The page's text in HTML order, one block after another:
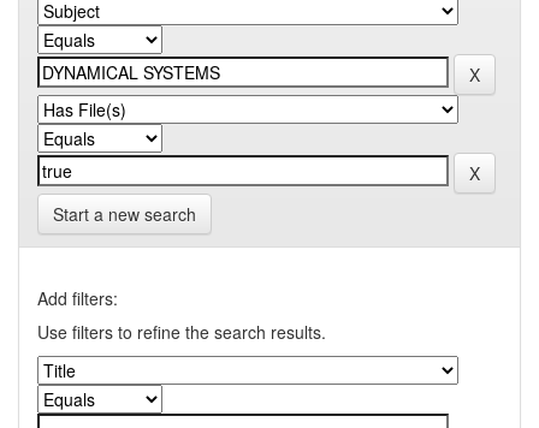
Start a new search
Add filters:
Use filters to refine the search results.